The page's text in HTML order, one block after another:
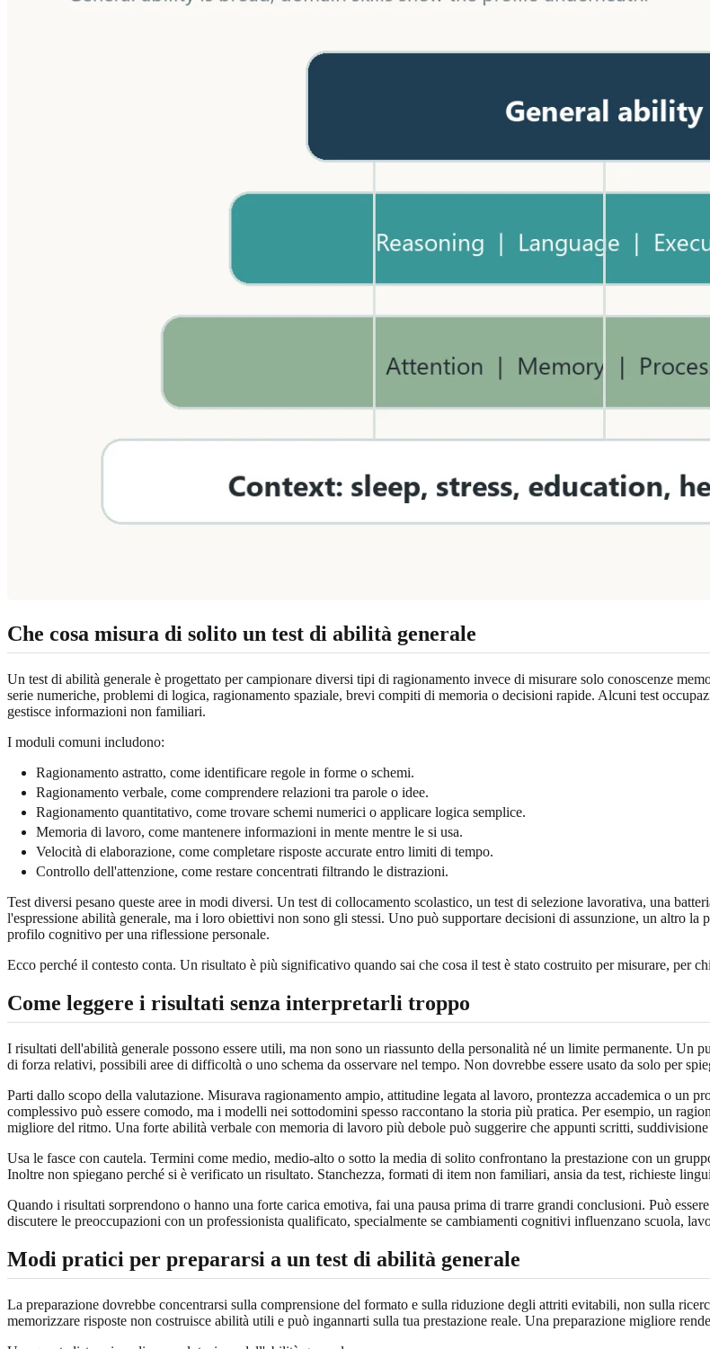
Che cosa misura di solito un test di abilità generale
Un test di abilità generale è progettato per campionare diversi tipi di ragionamento invece di misurare solo conoscenze
serie numeriche, problemi di logica, ragionamento spaziale, brevi compiti di memoria o decisioni rapide. Alcuni test
gestisce informazioni non familiari.
I moduli comuni includono:
Ragionamento astratto, come identificare regole in forme o schemi.
Ragionamento verbale, come comprendere relazioni tra parole o idee.
Ragionamento quantitativo, come trovare schemi numerici o applicare logica semplice.
Memoria di lavoro, come mantenere informazioni in mente mentre le si usa.
Velocità di elaborazione, come completare risposte accurate entro limiti di tempo.
Controllo dell'attenzione, come restare concentrati filtrando le distrazioni.
Test diversi pesano queste aree in modi diversi. Un test di collocamento scolastico, un test di selezione lavorativa, una
l'espressione abilità generale, ma i loro obiettivi non sono gli stessi. Uno può supportare decisioni di assunzione, un altro
profilo cognitivo per una riflessione personale.
Ecco perché il contesto conta. Un risultato è più significativo quando sai che cosa il test è stato costruito per misurare, per
Come leggere i risultati senza interpretarli troppo
I risultati dell'abilità generale possono essere utili, ma non sono un riassunto della personalità né un limite permanente. Un
di forza relativi, possibili aree di difficoltà o uno schema da osservare nel tempo. Non dovrebbe essere usato da solo per
Parti dallo scopo della valutazione. Misurava ragionamento ampio, attitudine legata al lavoro, prontezza accademica o un
complessivo può essere comodo, ma i modelli nei sottodomini spesso raccontano la storia più pratica. Per esempio, un
migliore del ritmo. Una forte abilità verbale con memoria di lavoro più debole può suggerire che appunti scritti,
Usa le fasce con cautela. Termini come medio, medio-alto o sotto la media di solito confrontano la prestazione con un
Inoltre non spiegano perché si è verificato un risultato. Stanchezza, formati di item non familiari, ansia da test, richieste
Quando i risultati sorprendono o hanno una forte carica emotiva, fai una pausa prima di trarre grandi conclusioni. Può
discutere le preoccupazioni con un professionista qualificato, specialmente se cambiamenti cognitivi influenzano scuola,
Modi pratici per prepararsi a un test di abilità generale
La preparazione dovrebbe concentrarsi sulla comprensione del formato e sulla riduzione degli attriti evitabili, non sulla
memorizzare risposte non costruisce abilità utili e può ingannarti sulla tua prestazione reale. Una preparazione migliore